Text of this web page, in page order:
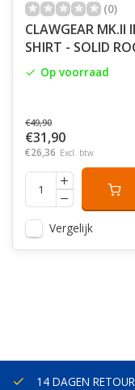
(0)
CLAWGEAR MK.II
SHIRT - SOLID
Op voorraad
€49,90
€31,90
€26,36 Excl. btw
Vergelijk
14 DAGEN